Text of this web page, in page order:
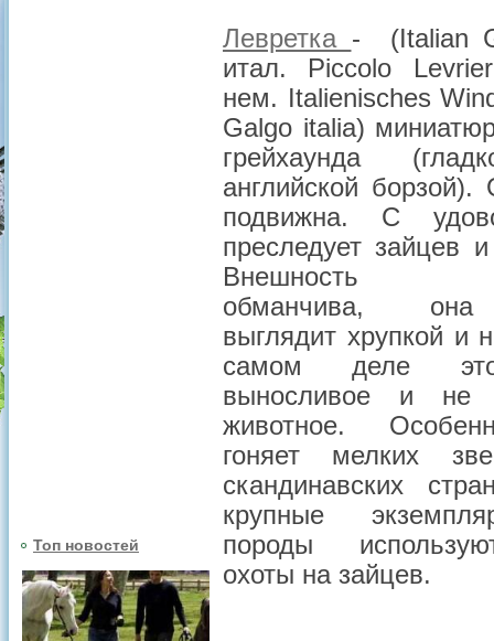
Топ новостей
Левретка - (Italian
итал. Piccolo
нем. Italienisches
Galgo italia)
грейхаунда
английской борзой).
подвижна. С
преследует зайцев
Внешность
обманчива,
выглядит хрупкой и
самом деле
выносливое и не
животное.
гоняет мелких
скандинавских
крупные
породы
охоты на зайцев.